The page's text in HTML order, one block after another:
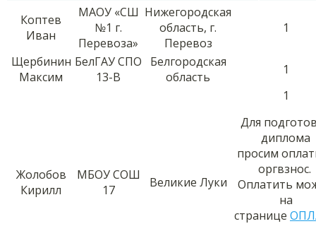
Коптев
Иван
МАОУ «СШ
№1 г.
Перевоза»
Нижегородская
область, г.
Перевоз
1
Щербинин
Максим
БелГАУ СПО
13-В
Белгородская
область
1
Жолобов
Кирилл
МБОУ СОШ
17
Великие Луки
1
Для
диплома
просим
оргвзнос.
Оплатить
на
странице